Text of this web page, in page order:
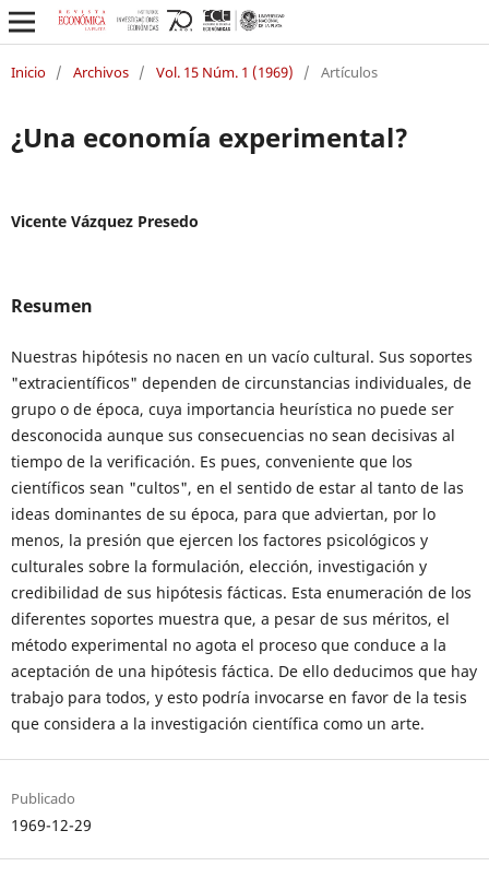
Inicio / Archivos / Vol. 15 Núm. 1 (1969) / Artículos
¿Una economía experimental?
Vicente Vázquez Presedo
Resumen
Nuestras hipótesis no nacen en un vacío cultural. Sus soportes
"extracientíficos" dependen de circunstancias individuales, de
grupo o de época, cuya importancia heurística no puede ser
desconocida aunque sus consecuencias no sean decisivas al
tiempo de la verificación. Es pues, conveniente que los
científicos sean "cultos", en el sentido de estar al tanto de las
ideas dominantes de su época, para que adviertan, por lo
menos, la presión que ejercen los factores psicológicos y
culturales sobre la formulación, elección, investigación y
credibilidad de sus hipótesis fácticas. Esta enumeración de los
diferentes soportes muestra que, a pesar de sus méritos, el
método experimental no agota el proceso que conduce a la
aceptación de una hipótesis fáctica. De ello deducimos que hay
trabajo para todos, y esto podría invocarse en favor de la tesis
que considera a la investigación científica como un arte.
Publicado
1969-12-29